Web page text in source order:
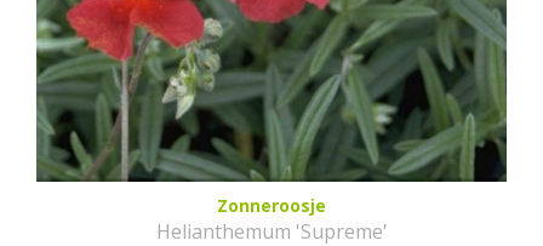
Zonneroosje
Helianthemum 'Supreme'